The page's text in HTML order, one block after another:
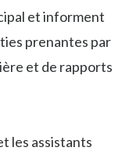
et informent
prenantes par
et de rapports
les assistants